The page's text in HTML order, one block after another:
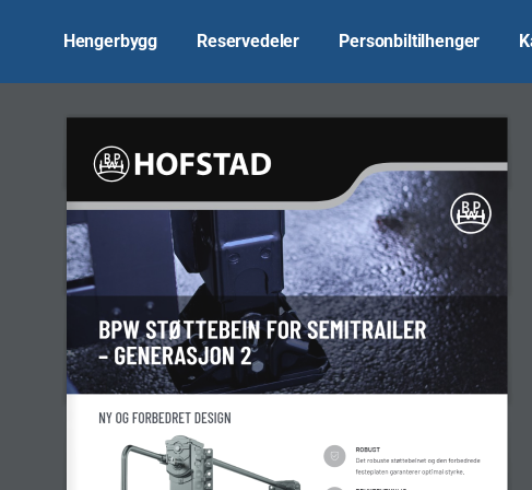
Hengerbygg Reservedeler Personbiltilhenger
BPW STØTTEBEIN FOR SEMITRAILER
– GENERASJON 2
NY OG FORBEDRET DESIGN
ROBUST
Det robuste støttebeinet og den forbedrede
festeplaten garanterer optimal styrke.